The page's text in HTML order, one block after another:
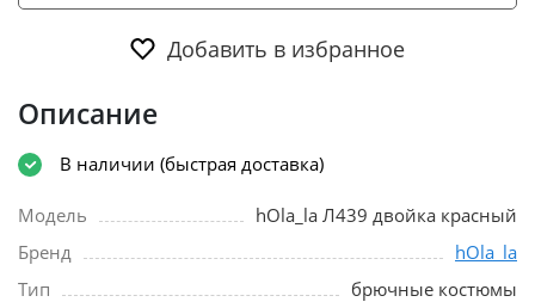
Добавить в избранное
Описание
В наличии (быстрая доставка)
Модель
hOla_la Л439 двойка красный
Бренд
hOla_la
Тип
брючные костюмы